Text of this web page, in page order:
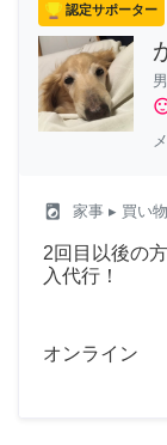
認定サポーター
local_laundry_service 家事 ▸ 買い
2回目以後の
入代行！
オンライン